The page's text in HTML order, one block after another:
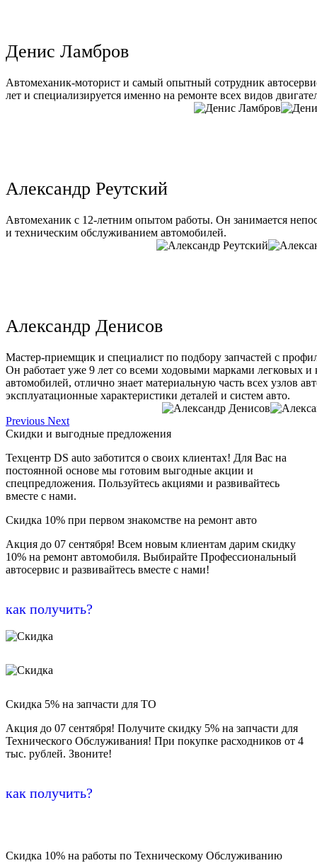
Денис Ламбров
Автомеханик-моторист и самый опытный сотрудник
лет и специализируется именно на ремонте всех видов
Александр Реутский
Автомеханик с 12-летним опытом работы. Он занимается
и техническим обслуживанием автомобилей.
Александр Денисов
Мастер-приемщик и специалист по подбору запчастей с
Он работает уже 9 лет со всеми ходовыми марками легковых и
автомобилей, отлично знает материальную часть всех узлов
эксплуатационные характеристики деталей и систем авто.
Previous Next
Скидки и выгодные предложения
Техцентр DS auto заботится о своих клиентах! Для Вас на
постоянной основе мы готовим выгодные акции и
спецпредложения. Пользуйтесь акциями и развивайтесь
вместе с нами.
Скидка 10% при первом знакомстве на ремонт авто
Акция до 07 сентября! Всем новым клиентам дарим скидку
10% на ремонт автомобиля. Выбирайте Профессиональный
автосервис и развивайтесь вместе с нами!
как получить?
Скидка 5% на запчасти для ТО
Акция до 07 сентября! Получите скидку 5% на запчасти для
Технического Обслуживания! При покупке расходников от 4
тыс. рублей. Звоните!
как получить?
Скидка 10% на работы по Техническому Обслуживанию